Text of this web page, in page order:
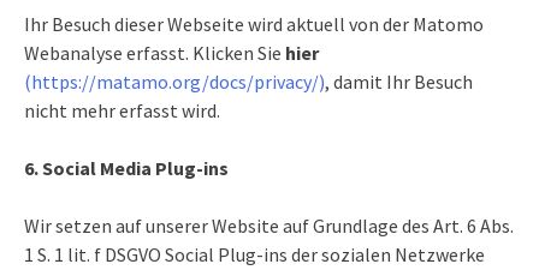
Ihr Besuch dieser Webseite wird aktuell von der Matomo
Webanalyse erfasst. Klicken Sie hier
(https://matamo.org/docs/privacy/), damit Ihr Besuch
nicht mehr erfasst wird.
6. Social Media Plug-ins
Wir setzen auf unserer Website auf Grundlage des Art. 6 Abs.
1 S. 1 lit. f DSGVO Social Plug-ins der sozialen Netzwerke